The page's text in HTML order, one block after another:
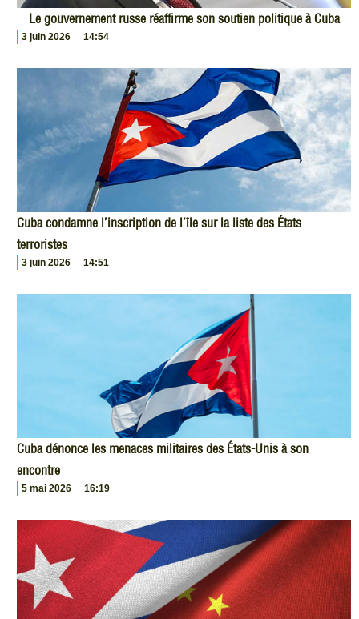
Le gouvernement russe réaffirme son soutien politique à Cuba
3 juin 2026 14:54
Cuba condamne l’inscription de l’île sur la liste des États
terroristes
3 juin 2026 14:51
Cuba dénonce les menaces militaires des États-Unis à son
encontre
5 mai 2026 16:19